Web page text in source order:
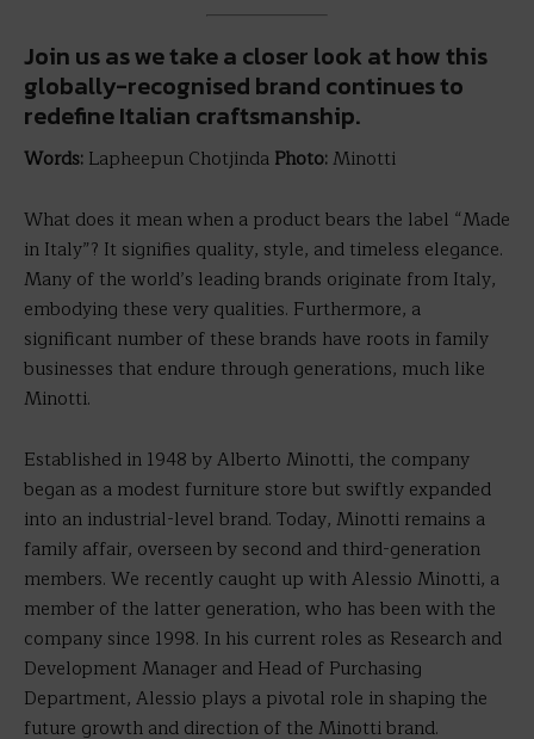
Join us as we take a closer look at how this
globally-recognised brand continues to
redefine Italian craftsmanship.
Words: Lapheepun Chotjinda Photo:Minotti
What does it mean when a product bears the label “Made
in Italy”? It signifies quality, style, and timeless elegance.
Many of the world’s leading brands originate from Italy,
embodying these very qualities. Furthermore, a
significant number of these brands have roots in family
businesses that endure through generations, much like
Minotti.
Established in 1948 by Alberto Minotti, the company
began as a modest furniture store but swiftly expanded
into an industrial-level brand. Today, Minotti remains a
family affair, overseen by second and third-generation
members. We recently caught up with Alessio Minotti, a
member of the latter generation, who has been with the
company since 1998. In his current roles as Research and
Development Manager and Head of Purchasing
Department, Alessio plays a pivotal role in shaping the
future growth and direction of the Minotti brand.